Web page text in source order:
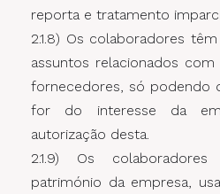
reporta e tratamento
2.1.8) Os colaboradores
assuntos relacionados
fornecedores, só podendo
for do interesse da
autorização desta.
2.1.9) Os
património da empresa,